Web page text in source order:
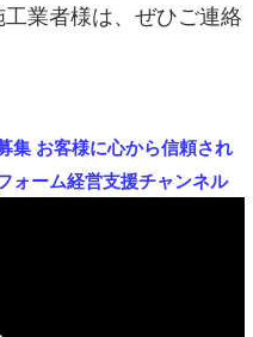
業者様は、ぜひご連絡
集 お客様に心から信頼され
ォーム経営支援チャンネル